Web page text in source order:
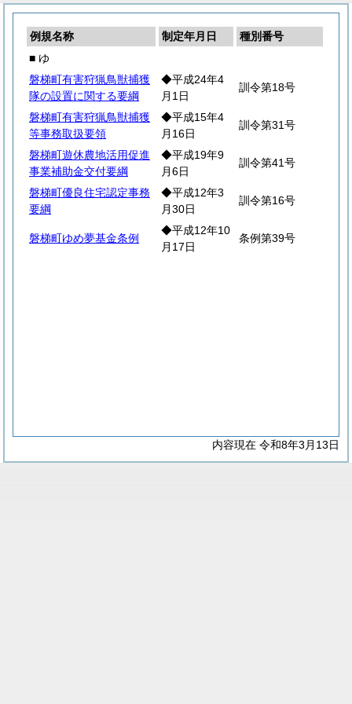
例規名称 制定年月日
種別番号
■ ゆ
磐梯町有害狩猟鳥獣捕獲
隊の設置に関する要綱
◆平成24年4
月1日
訓令第18号
磐梯町有害狩猟鳥獣捕獲
等事務取扱要領
◆平成15年4
月16日
訓令第31号
磐梯町遊休農地活用促進
事業補助金交付要綱
◆平成19年9
月6日
訓令第41号
磐梯町優良住宅認定事務
要綱
◆平成12年3
月30日
訓令第16号
磐梯町ゆめ夢基金条例
◆平成12年10
月17日
条例第39号
内容現在 令和8年3月13日